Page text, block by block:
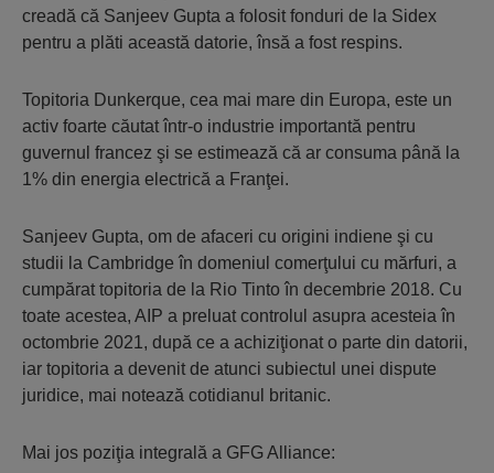
creadă că Sanjeev Gupta a folosit fonduri de la Sidex
pentru a plăti această datorie, însă a fost respins.
Topitoria Dunkerque, cea mai mare din Europa, este un
activ foarte căutat într-o industrie importantă pentru
guvernul francez şi se estimează că ar consuma până la
1% din energia electrică a Franţei.
Sanjeev Gupta, om de afaceri cu origini indiene şi cu
studii la Cambridge în domeniul comerţului cu mărfuri, a
cumpărat topitoria de la Rio Tinto în decembrie 2018. Cu
toate acestea, AIP a preluat controlul asupra acesteia în
octombrie 2021, după ce a achiziţionat o parte din datorii,
iar topitoria a devenit de atunci subiectul unei dispute
juridice, mai notează cotidianul britanic.
Mai jos poziţia integrală a GFG Alliance: